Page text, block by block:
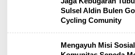
Sulsel Aldin Bulen
Cycling Comunity
Mengayuh Misi